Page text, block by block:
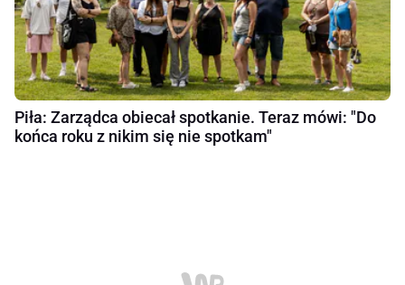
Piła: Zarządca obiecał spotkanie. Teraz mówi: "Do
końca roku z nikim się nie spotkam"